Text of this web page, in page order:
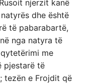
njerzit kanë
dhe është
të pabarabartë,
nga natyra të
me
pjestarë të
tezën e Frojdit që